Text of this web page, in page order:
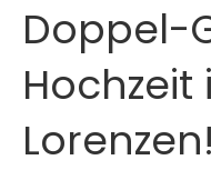
Doppel-
Hochzeit
Lorenzen!